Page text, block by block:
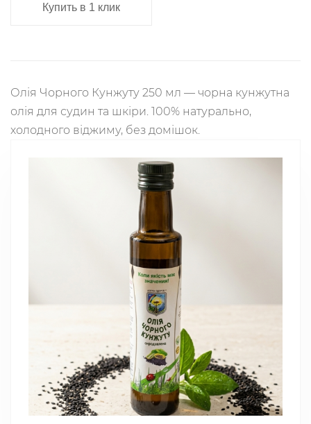
Купить в 1 клик
Олія Чорного Кунжуту 250 мл — чорна кунжутна
олія для судин та шкіри. 100% натурально,
холодного віджиму, без домішок.